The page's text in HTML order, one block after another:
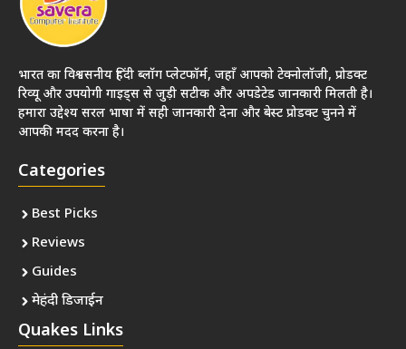
भारत का विश्वसनीय हिंदी ब्लॉग प्लेटफॉर्म, जहाँ आपको टेक्नोलॉजी, प्रोडक्ट
रिव्यू और उपयोगी गाइड्स से जुड़ी सटीक और अपडेटेड जानकारी मिलती है।
हमारा उद्देश्य सरल भाषा में सही जानकारी देना और बेस्ट प्रोडक्ट चुनने में
आपकी मदद करना है।
Categories
Best Picks
Reviews
Guides
मेहंदी डिजाईन
Quakes Links